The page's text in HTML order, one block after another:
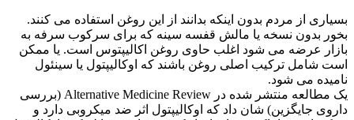
بسیاری از مردم بدون اینکه بدانند از این روغن استفاده می کنند.
بخور بدون نسخه یا مالش قفسه سینه که برای سرکوب سرفه به
بازار عرضه می شود اغلب حاوی روغن اکالیپتوس است. یا ممکن
است شامل ترکیب اصلی روغن باشند که اوکالیپتول یا سینئول
نامیده می شود.
یک مطالعه منتشر شده در Alternative Medicine Review (بررسی
داروی جایگزین) شان داد که اوکالیپتول اثر ضد میکروبی دارد و